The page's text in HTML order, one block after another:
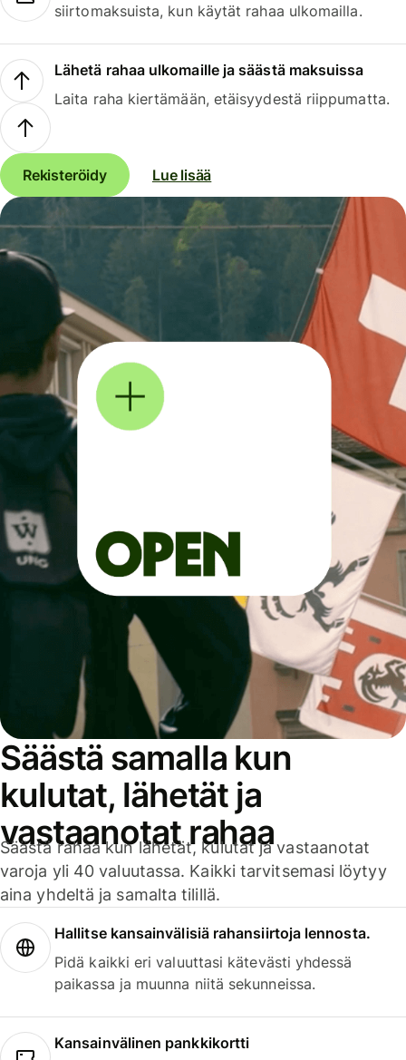
siirtomaksuista, kun käytät rahaa ulkomailla.
Lähetä rahaa ulkomaille ja säästä maksuissa
Laita raha kiertämään, etäisyydestä riippumatta.
Rekisteröidy Lue lisää
Säästä samalla kun
kulutat, lähetät ja
vastaanotat rahaa
Säästä rahaa kun lähetät, kulutat ja vastaanotat
varoja yli 40 valuutassa. Kaikki tarvitsemasi löytyy
aina yhdeltä ja samalta tilillä.
Hallitse kansainvälisiä rahansiirtoja lennosta.
Pidä kaikki eri valuuttasi kätevästi yhdessä
paikassa ja muunna niitä sekunneissa.
Kansainvälinen pankkikortti